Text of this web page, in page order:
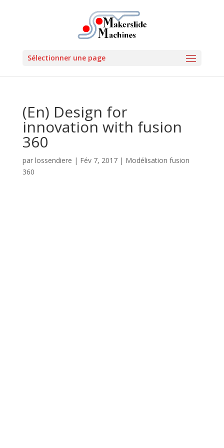
Sélectionner une page
(En) Design for
innovation with fusion
360
par lossendiere | Fév 7, 2017| Modélisation fusion
360